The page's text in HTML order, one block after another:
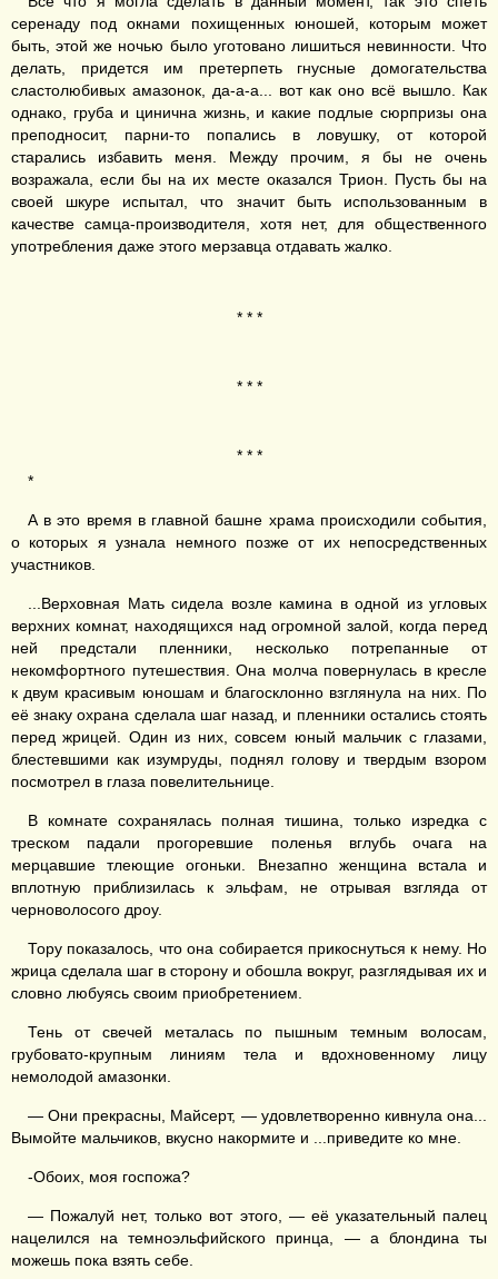
серенаду под окнами похищенных юношей, которым может
быть, этой же ночью было уготовано лишиться невинности. Что
делать, придется им претерпеть гнусные домогательства
сластолюбивых амазонок, да-а-а... вот как оно всё вышло. Как
однако, груба и цинична жизнь, и какие подлые сюрпризы она
преподносит, парни-то попались в ловушку, от которой
старались избавить меня. Между прочим, я бы не очень
возражала, если бы на их месте оказался Трион. Пусть бы на
своей шкуре испытал, что значит быть использованным в
качестве самца-производителя, хотя нет, для общественного
употребления даже этого мерзавца отдавать жалко.
* * *
* * *
* * *
*
А в это время в главной башне храма происходили события,
о которых я узнала немного позже от их непосредственных
участников.
...Верховная Мать сидела возле камина в одной из угловых
верхних комнат, находящихся над огромной залой, когда перед
ней предстали пленники, несколько потрепанные от
некомфортного путешествия. Она молча повернулась в кресле
к двум красивым юношам и благосклонно взглянула на них. По
её знаку охрана сделала шаг назад, и пленники остались стоять
перед жрицей. Один из них, совсем юный мальчик с глазами,
блестевшими как изумруды, поднял голову и твердым взором
посмотрел в глаза повелительнице.
В комнате сохранялась полная тишина, только изредка с
треском падали прогоревшие поленья вглубь очага на
мерцавшие тлеющие огоньки. Внезапно женщина встала и
вплотную приблизилась к эльфам, не отрывая взгляда от
черноволосого дроу.
Тору показалось, что она собирается прикоснуться к нему. Но
жрица сделала шаг в сторону и обошла вокруг, разглядывая их и
словно любуясь своим приобретением.
Тень от свечей металась по пышным темным волосам,
грубовато-крупным линиям тела и вдохновенному лицу
немолодой амазонки.
— Они прекрасны, Майсерт, — удовлетворенно кивнула она...
Вымойте мальчиков, вкусно накормите и ...приведите ко мне.
-Обоих, моя госпожа?
— Пожалуй нет, только вот этого, — её указательный палец
нацелился на темноэльфийского принца, — а блондина ты
можешь пока взять себе.